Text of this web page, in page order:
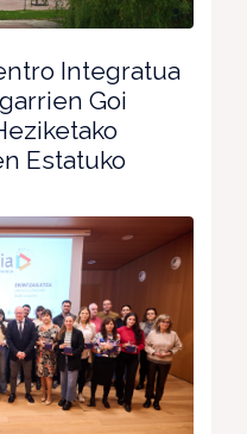
Integratua
Goi
Estatuko